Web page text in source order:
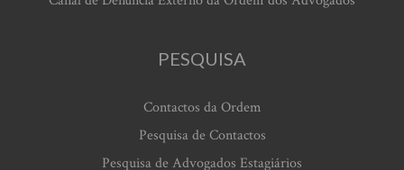
PESQUISA
Contactos da Ordem
Pesquisa de Contactos
Pesquisa de Advogados Estagiários